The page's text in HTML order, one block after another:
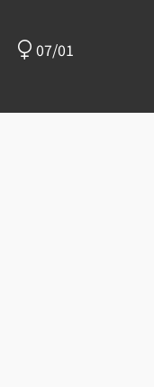
07/01